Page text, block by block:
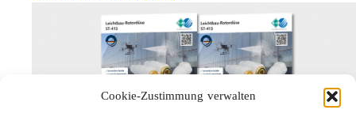
Cookie-Zustimmung verwalten